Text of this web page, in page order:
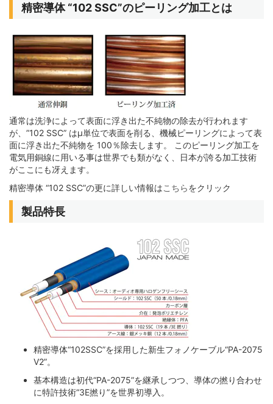
精密導体 “102 SSC”のピーリング加工とは
通常は洗浄によって表面に浮き出た不純物の除去が行われます
が、”102 SSC” はμ単位で表面を削る、機械ピーリングによって表
面に浮き出た不純物を 100％除去します。 このピーリング加工を
電気用銅線に用いる事は世界でも類がなく、日本が誇る加工技術
がここにも冴えます。
精密導体 “102 SSC”の更に詳しい情報はこちらをクリック
製品特長
精密導体“102SSC”を採用した新生フォノケーブル“PA-2075
V2”。
基本構造は初代“PA-2075”を継承しつつ、導体の撚り合わせ
に特許技術“3E撚り”を世界初導入。